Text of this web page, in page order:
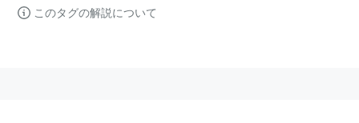
このタグの解説について